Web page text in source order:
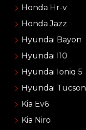
Honda Hr-v
Honda Jazz
Hyundai Bayon
Hyundai I10
Hyundai Ioniq 5
Hyundai Tucson
Kia Ev6
Kia Niro